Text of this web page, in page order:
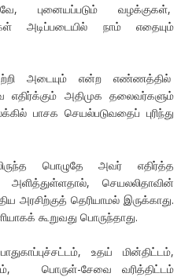
புனையப்படும் வழக்குகள்,
அடிப்படையில் நாம் எதையும்
அடையும் என்ற எண்ணத்தில்
எதிர்க்கும் அதிமுக தலைவர்களும்
பாசக செயல்படுவதைப் புரிந்து
பொழுதே அவர் எதிர்த்த
செயலலிதாவின்
அரசிற்குத் தெரியாமல் இருக்காது.
கூறுவது பொருந்தாது.
உதய் மின்திட்டம்,
பொருள்-சேவை வரித்திட்டம்